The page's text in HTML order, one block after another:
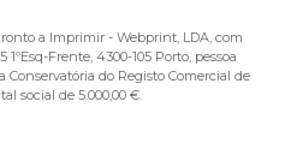
a Imprimir - Webprint, LDA, com
1ºEsq-Frente, 4300-105 Porto, pessoa
Conservatória do Registo Comercial de
social de 5.000,00 €.